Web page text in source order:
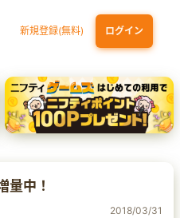
新規登録(無料) ログイン
族カード発行） dカード GOLD
ズニープラス) セットプラン
量中！
2018/03/31